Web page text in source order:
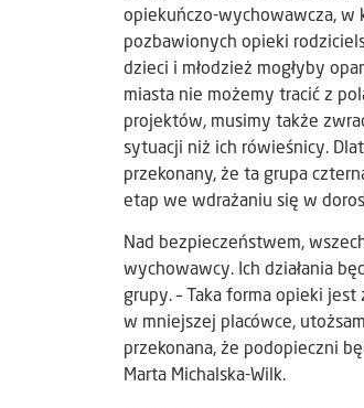
opiekuńczo-wychowawcza, w
pozbawionych opieki
dzieci i młodzież mogłyby
miasta nie możemy tracić z
projektów, musimy także
sytuacji niż ich rówieśnicy.
przekonany, że ta grupa
etap we wdrażaniu się w
Nad bezpieczeństwem,
wychowawcy. Ich działania
grupy. – Taka forma opieki
w mniejszej placówce,
przekonana, że podopieczni
Marta Michalska-Wilk.